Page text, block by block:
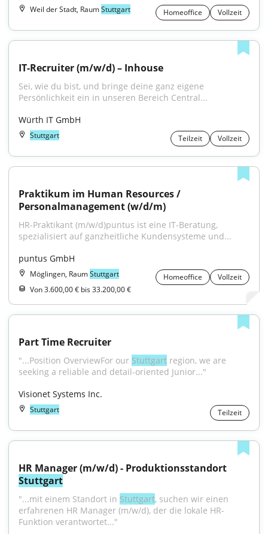
Weil der Stadt, RaumStuttgart Homeoffice Vollzeit
IT-Recruiter (m/w/d) – Inhouse
Sei, wie du bist, und bringe deine ganz eigene
Persönlichkeit ein in unseren Bereich Central...
Würth IT GmbH
Stuttgart Teilzeit Vollzeit
Praktikum im Human Resources /
Personalmanagement (w/d/m)
HR-Praktikant (m/w/d)puntus ist eine IT-Beratung,
spezialisiert auf ganzheitliche Kundensysteme und...
puntus GmbH
Möglingen, RaumStuttgart Homeoffice
Vollzeit
Von 3.600,00 € bis 33.200,00 €
Part Time Recruiter
"...Position OverviewFor our Stuttgart region, we are
seeking a reliable and detail-oriented Junior..."
Visionet Systems Inc.
Stuttgart Teilzeit
Stuttgart
"...mit einem Standort in Stuttgart, suchen wir einen
erfahrenen HR Manager (m/w/d), der die lokale HR-
Funktion verantwortet..."